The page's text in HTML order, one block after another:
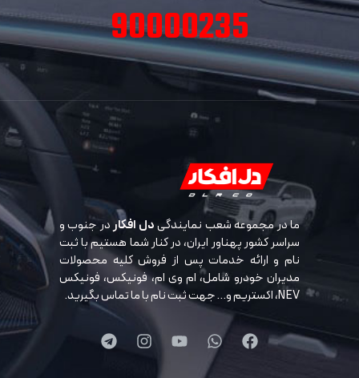
90000235
ما در مجموعه شعب نمایندگیدل افکاردر جنوب و
سراسر کشور پهناور ایران، در کنار شما هستیم با ثبت
نام و ارائه خدمات پس از فروش کلیه محصولات
مدیران خودرو شامل، ام وی ام، فونیکس، فونیکس
NEV، اکستریم و… جهت ثبت نام با ما تماس بگیرید.